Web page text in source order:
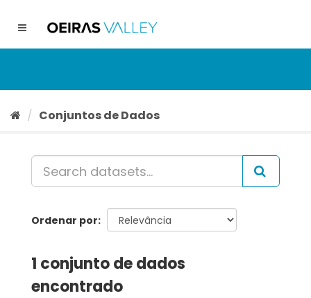
conteúdo
Toggle
Conjuntos de Dados
Ordenar por
1 conjunto de dados
encontrado